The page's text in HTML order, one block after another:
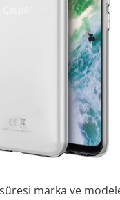
marka ve